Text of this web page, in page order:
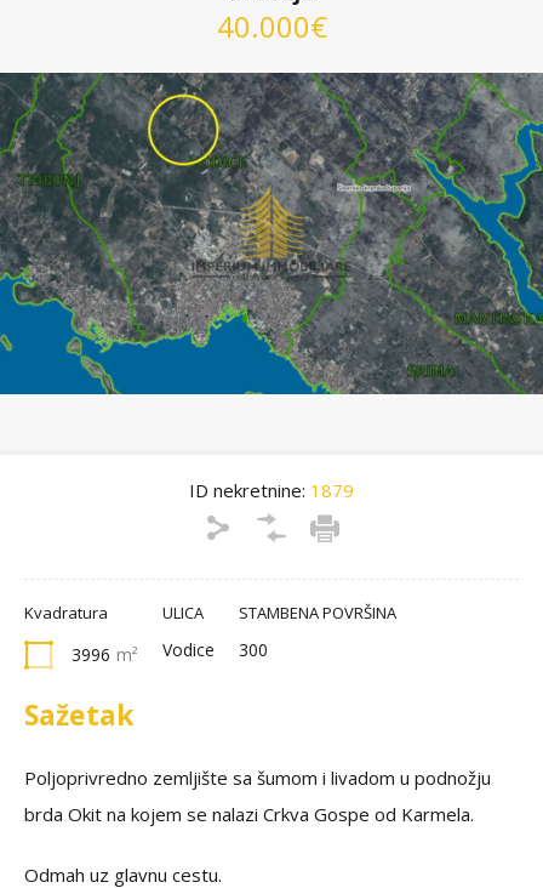
40.000€
ID nekretnine: 1879
Kvadratura
3996 m²
ULICA
Vodice
STAMBENA POVRŠINA
300
Sažetak
Poljoprivredno zemljište sa šumom i livadom u podnožju
brda Okit na kojem se nalazi Crkva Gospe od Karmela.
Odmah uz glavnu cestu.